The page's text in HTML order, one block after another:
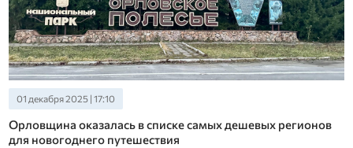
01 декабря 2025 | 17:10
Орловщина оказалась в списке самых дешевых регионов
для новогоднего путешествия